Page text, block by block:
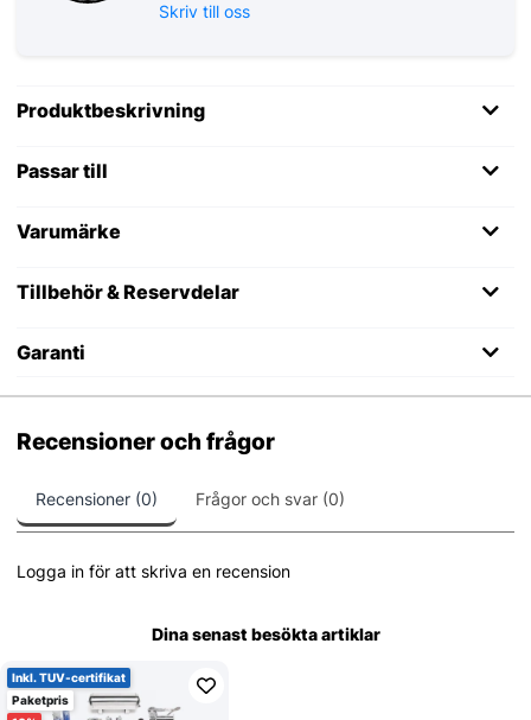
Skriv till oss
Produktbeskrivning
Passar till
Varumärke
Tillbehör & Reservdelar
Garanti
Recensioner och frågor
Recensioner (0) Frågor och svar (0)
Logga in för att skriva en recension
Dina senast besökta artiklar
Inkl. TUV-certifikat
Paketpris